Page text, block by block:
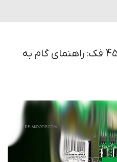
آموزش برنامه ریزی برد 455 فک: راهنمای گام به